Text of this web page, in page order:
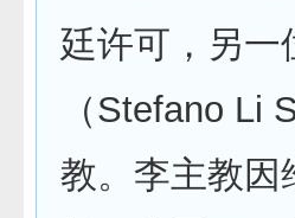
廷许可，另一
（Stefano Li
教。李主教因